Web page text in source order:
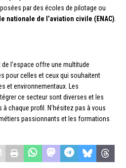
par des écoles de pilotage ou
nationale de l’aviation civile (ENAC)
de l’espace offre une multitude
pour celles et ceux qui souhaitent
et environnementaux. Les
ce secteur sont diverses et les
chaque profil. N’hésitez pas à vous
passionnants et les formations